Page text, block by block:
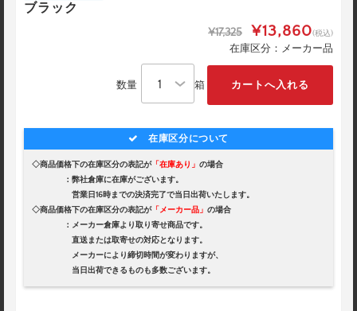
ブラック
¥17,325 ¥13,860(税込)
在庫区分：メーカー品
数量 箱
在庫区分について
◇商品価格下の在庫区分の表記が「在庫あり」 の場合
：弊社倉庫に在庫がございます。
営業日16時までの決済完了で当日出荷いたします。
◇商品価格下の在庫区分の表記が「メーカー品」 の場合
：メーカー倉庫より取り寄せ商品です。
直送または取寄せの対応となります。
メーカーにより締切時間が変わりますが、
当日出荷できるものも多数ございます。